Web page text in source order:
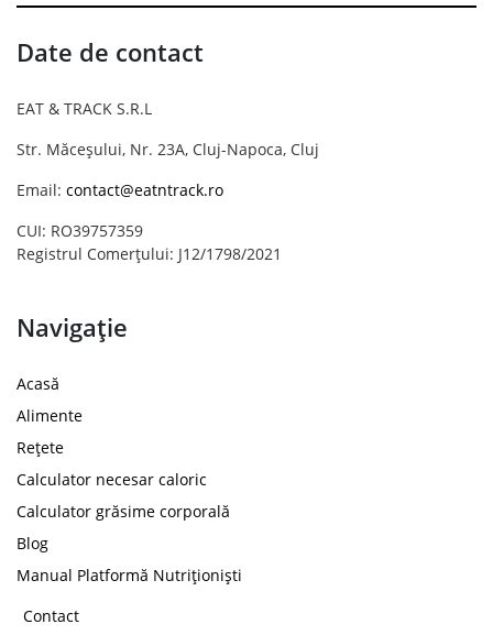
Date de contact
EAT & TRACK S.R.L
Str. Măceșului, Nr. 23A, Cluj-Napoca, Cluj
Email: contact@eatntrack.ro
CUI: RO39757359
Registrul Comerțului: J12/1798/2021
Navigație
Acasă
Alimente
Rețete
Calculator necesar caloric
Calculator grăsime corporală
Blog
Manual Platformă Nutriționiști
Contact